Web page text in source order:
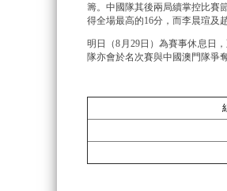
籌。中國隊其後兩局續掌控比賽
得全場最高的16分， 而李晨瑄及
明日（8月29日）為賽事休息日
隊亦會於名次賽與中國澳門隊爭